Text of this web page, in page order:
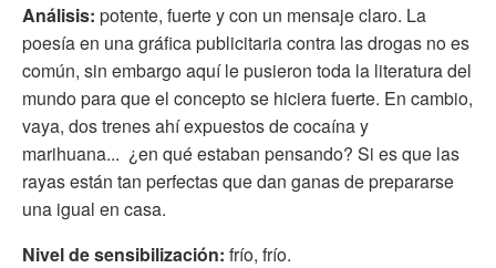
Análisis: potente, fuerte y con un mensaje claro. La
poesía en una gráfica publicitaria contra las drogas no es
común, sin embargo aquí le pusieron toda la literatura del
mundo para que el concepto se hiciera fuerte. En cambio,
vaya, dos trenes ahí expuestos de cocaína y
marihuana... ¿en qué estaban pensando? Si es que las
rayas están tan perfectas que dan ganas de prepararse
una igual en casa.
Nivel de sensibilización: frío, frío.